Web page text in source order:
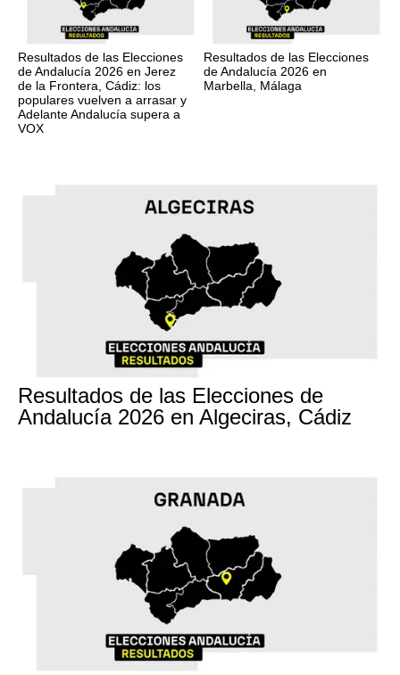
Resultados de las Elecciones
de Andalucía 2026 en Jerez
de la Frontera, Cádiz: los
populares vuelven a arrasar y
Adelante Andalucía supera a
VOX
Resultados de las Elecciones
de Andalucía 2026 en
Marbella, Málaga
Resultados de las Elecciones de
Andalucía 2026 en Algeciras, Cádiz